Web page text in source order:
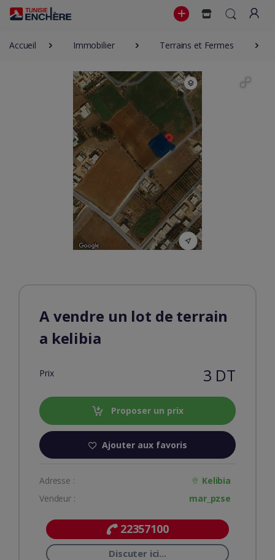
Accueil Immobilier Terrains et Fermes
A vendre un lot de terrain
a kelibia
Prix 3 DT
Proposer un prix
Ajouter aux favoris
Adresse :
Kelibia
Vendeur :
mar_pzse
22357100
Discuter ici...